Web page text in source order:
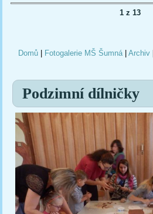
1 z 13
Domů| Fotogalerie MŠ Šumná| Archiv|
Podzimní dílničky